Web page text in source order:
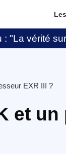
: "La vérité
EXR III ?
et